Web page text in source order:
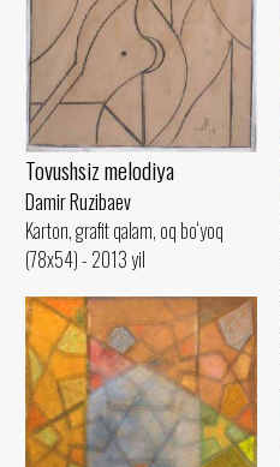
Tovushsiz melodiya
Damir Ruzibaev
Karton, grafit qalam, oq bo‘yoq
(78x54) - 2013 yil